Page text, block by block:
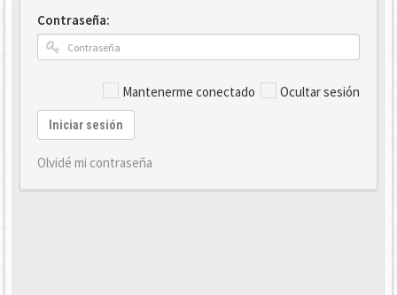
Contraseña:
Mantenerme conectado Ocultar sesión
Iniciar sesión
Olvidé mi contraseña